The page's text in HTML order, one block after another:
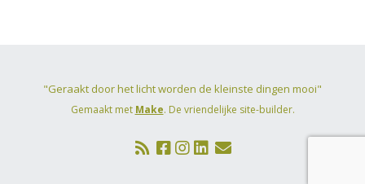
"Geraakt door het licht worden de kleinste dingen mooi"
Gemaakt met Make. De vriendelijke site-builder.